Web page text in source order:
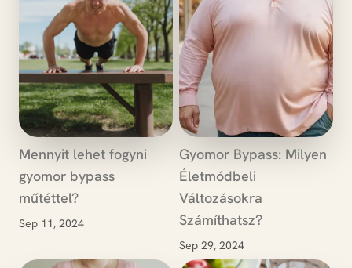
Mennyit lehet fogyni
gyomor bypass
műtéttel?
Sep 11, 2024
Gyomor Bypass: Milyen
Életmódbeli
Változásokra
Számíthatsz?
Sep 29, 2024